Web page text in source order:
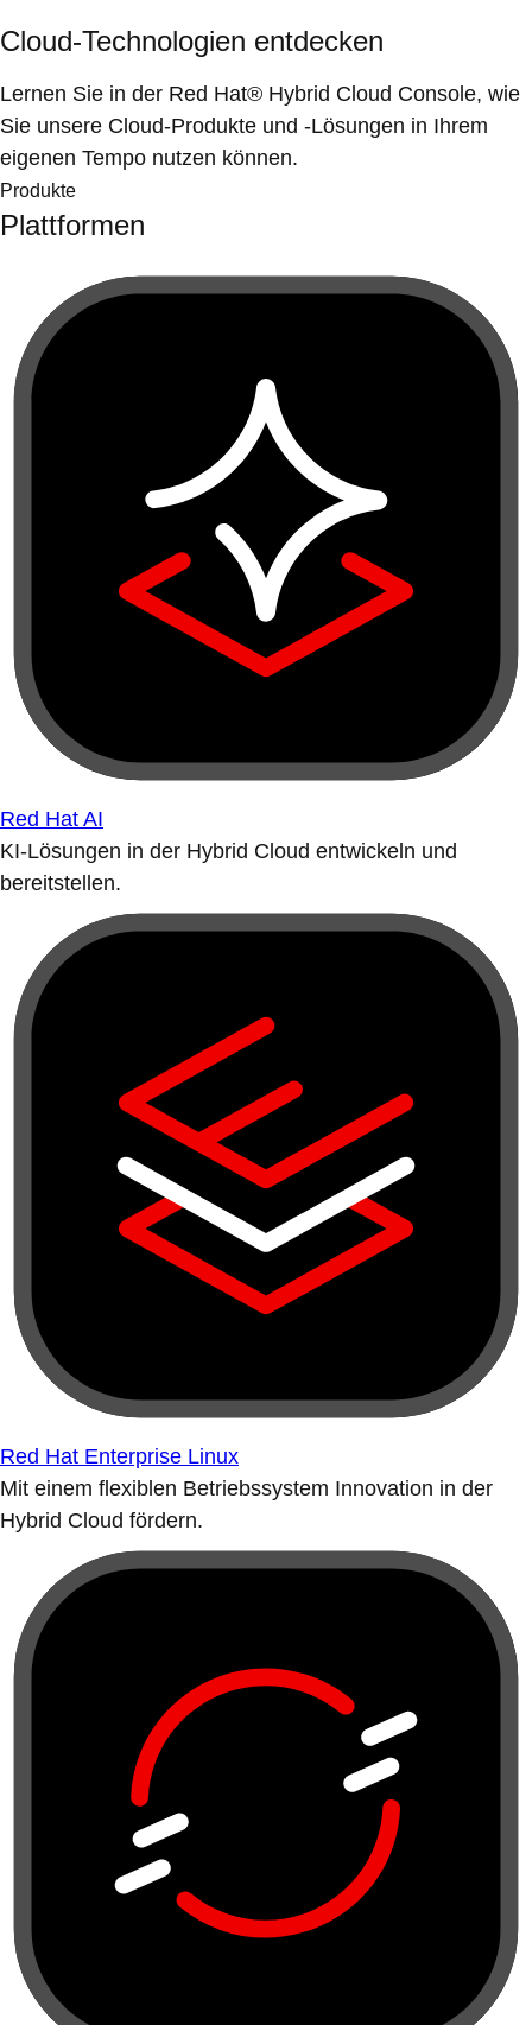
Cloud-Technologien entdecken
Lernen Sie in der Red Hat® Hybrid Cloud Console, wie
Sie unsere Cloud-Produkte und -Lösungen in Ihrem
eigenen Tempo nutzen können.
Produkte
Plattformen
Red Hat AI
KI-Lösungen in der Hybrid Cloud entwickeln und
bereitstellen.
Red Hat Enterprise Linux
Mit einem flexiblen Betriebssystem Innovation in der
Hybrid Cloud fördern.